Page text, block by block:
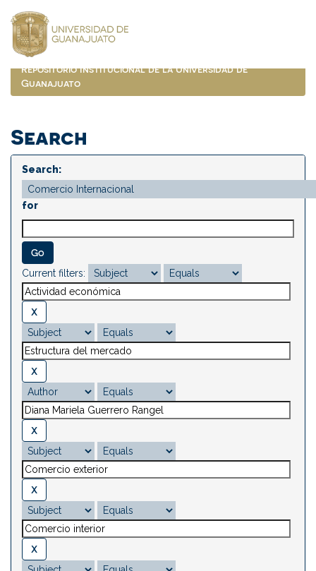
navigation
Repositorio Institucional de la Universidad de
Guanajuato
Search
Search:
for
Current filters: